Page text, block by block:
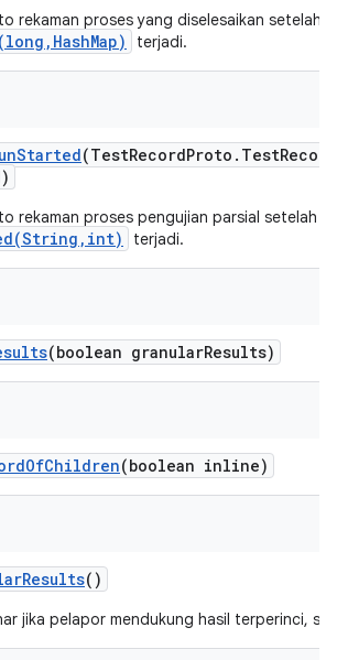
rekaman proses yang diselesaikan setelah
terjadi.
Started(TestRecordProto . Test
rekaman proses pengujian parsial setelah
terjadi.
(boolean granularResults)
OfChildren(boolean inline)
Results()
jika pelapor mendukung hasil terperinci,